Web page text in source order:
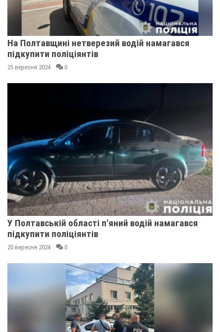
На Полтавщині нетверезий водій намагався
підкупити поліціянтів
25 вересня 2024 0
У Полтавській області п'яний водій намагався
підкупити поліціянтів
20 вересня 2024 0